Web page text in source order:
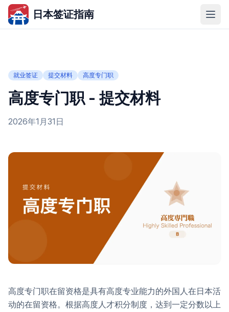
日本签证指南
就业签证 提交材料 高度专门职
高度专门职 - 提交材料
2026年1月31日
高度专门职在留资格是具有高度专业能力的外国人在日本活
动的在留资格。根据高度人才积分制度，达到一定分数以上